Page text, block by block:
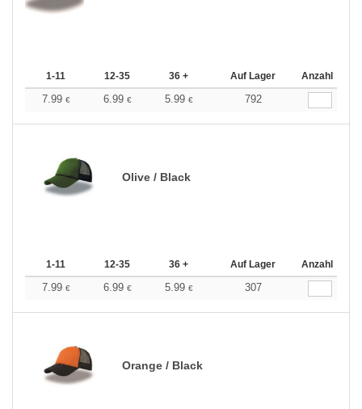
1-11 12-35 36 + Auf Lager Anzahl
7.99 € 6.99 € 5.99 € 792
Olive / Black
1-11 12-35 36 + Auf Lager Anzahl
7.99 € 6.99 € 5.99 € 307
Orange / Black